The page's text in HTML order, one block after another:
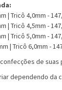
| Tricô 4,0mm -
| Tricô 4,5mm -
| Tricô 5,0mm -
| Tricô 6,0mm -
de
dependendo da